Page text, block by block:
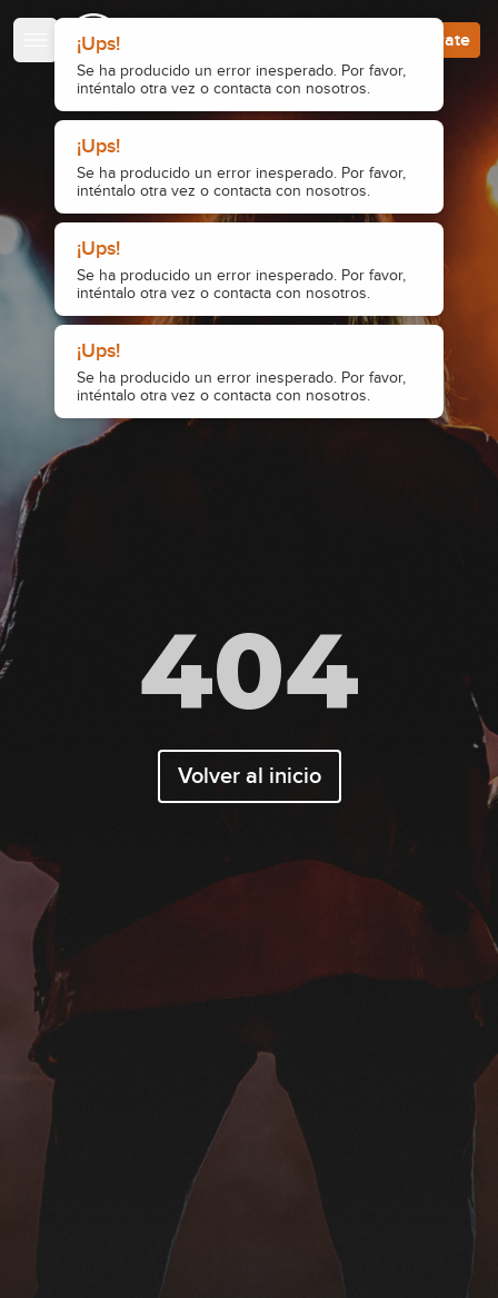
¡Ups!
Se ha producido un error inesperado. Por favor,
inténtalo otra vez o contacta con nosotros.
¡Ups!
Se ha producido un error inesperado. Por favor,
inténtalo otra vez o contacta con nosotros.
¡Ups!
Se ha producido un error inesperado. Por favor,
inténtalo otra vez o contacta con nosotros.
¡Ups!
Se ha producido un error inesperado. Por favor,
inténtalo otra vez o contacta con nosotros.
Regístrate
404
Volver al inicio
Escuela de Guitarristas